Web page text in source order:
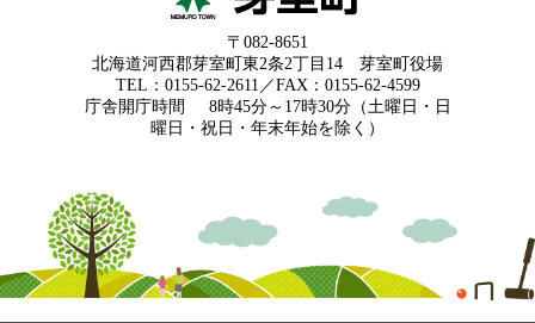
〒082-8651
北海道河西郡芽室町東2条2丁目14 芽室町役場
TEL：0155-62-2611／FAX：0155-62-4599
庁舎開庁時間
8時45分～17時30分（土曜日・日
曜日・祝日・年末年始を除く）